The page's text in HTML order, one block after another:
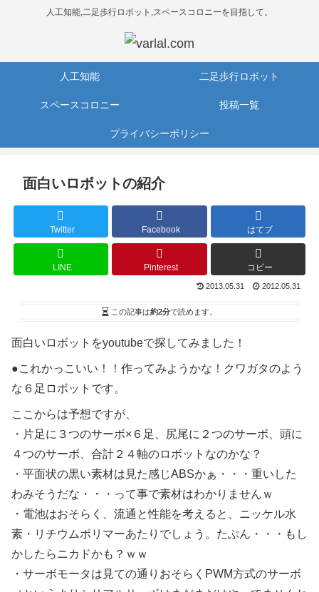
人工知能,二足歩行ロボット,スペースコロニーを目指して。
人工知能 二足歩行ロボット
スペースコロニー 投稿一覧
プライバシーポリシー
面白いロボットの紹介
Twitter Facebook はてブ
LINE Pinterest コピー
2013.05.31 2012.05.31
この記事は約2分で読めます。
面白いロボットをyoutubeで探してみました！
●これかっこいい！！作ってみようかな！クワガタのよう
な６足ロボットです。
ここからは予想ですが、
・片足に３つのサーボ×６足、尻尾に２つのサーボ、頭に
４つのサーボ、合計２４軸のロボットなのかな？
・平面状の黒い素材は見た感じABSかぁ・・・重いした
わみそうだな・・・って事で素材はわかりませんｗ
・電池はおそらく、流通と性能を考えると、ニッケル水
素・リチウムポリマーあたりでしょう。たぶん・・・もし
かしたらニカドかも？ｗｗ
・サーボモータは見ての通りおそらくPWM方式のサーボ